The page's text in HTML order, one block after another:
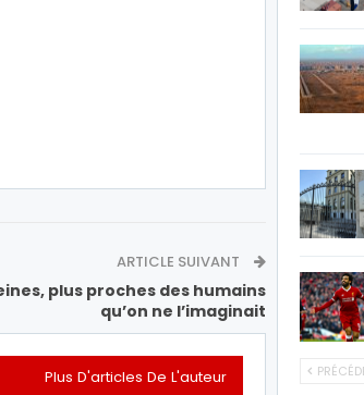
ARTICLE SUIVANT
plus proches des humains
qu’on ne l’imaginait
Plus D'articles De L'auteur